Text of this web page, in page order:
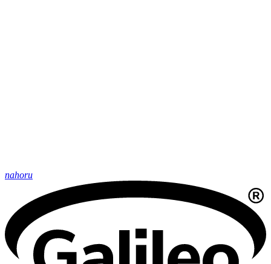
nahoru